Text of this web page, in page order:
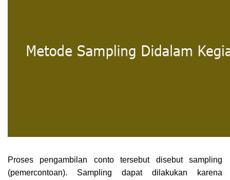
Proses pengambilan conto tersebut disebut sampling
(pemercontoan). Sampling dapat dilakukan karena